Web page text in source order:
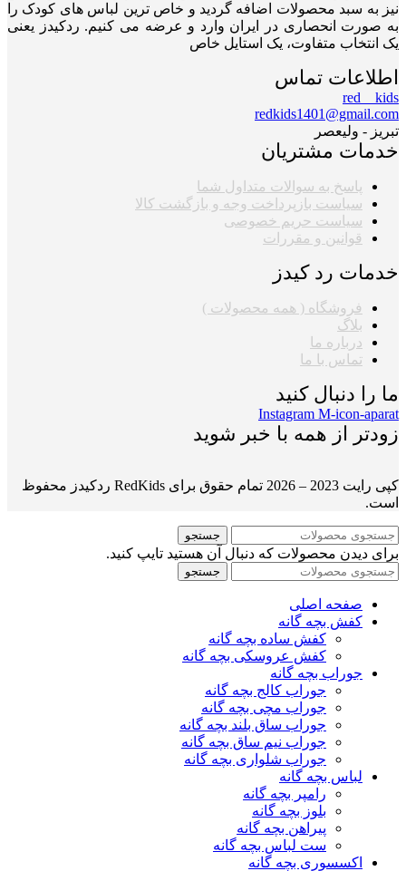
نیز به سبد محصولات اضافه گردید و خاص ترین لباس های کودک را
به صورت انحصاری در ایران وارد و عرضه می کنیم. ردکیدز یعنی
یک انتخاب متفاوت، یک استایل خاص
اطلاعات تماس
red__kids
redkids1401@gmail.com
تبریز - ولیعصر
خدمات مشتریان
پاسخ به سوالات متداول شما
سیاست بازپرداخت وجه و بازگشت کالا
سیاست حریم خصوصی
قوانین و مقررات
خدمات رد کیدز
فروشگاه ( همه محصولات )
بلاگ
درباره ما
تماس با ما
ما را دنبال کنید
Instagram M-icon-aparat
زودتر از همه با خبر شوید
کپی رایت 2023 – 2026 تمام حقوق برای RedKids ردکیدز محفوظ
است.
جستجو
برای دیدن محصولات که دنبال آن هستید تایپ کنید.
جستجو
صفحه اصلی
کفش بچه گانه
کفش ساده بچه گانه
کفش عروسکی بچه گانه
جوراب بچه گانه
جوراب کالج بچه گانه
جوراب مچی بچه گانه
جوراب ساق بلند بچه گانه
جوراب نیم ساق بچه گانه
جوراب شلواری بچه گانه
لباس بچه گانه
رامپر بچه گانه
بلوز بچه گانه
پیراهن بچه گانه
ست لباس بچه گانه
اکسسوری بچه گانه